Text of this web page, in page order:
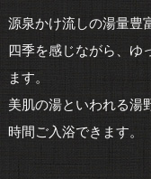
源泉かけ流しの湯量豊
四季を感じながら、ゆ
ます。
美肌の湯といわれる湯
時間ご入浴できます。